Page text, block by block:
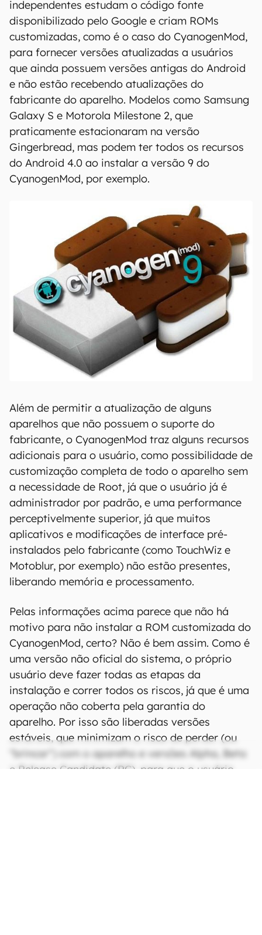
independentes estudam o código fonte
disponibilizado pelo Google e criam ROMs
customizadas, como é o caso do CyanogenMod,
para fornecer versões atualizadas a usuários
que ainda possuem versões antigas do Android
e não estão recebendo atualizações do
fabricante do aparelho. Modelos como Samsung
Galaxy S e Motorola Milestone 2, que
praticamente estacionaram na versão
Gingerbread, mas podem ter todos os recursos
do Android 4.0 ao instalar a versão 9 do
CyanogenMod, por exemplo.
Além de permitir a atualização de alguns
aparelhos que não possuem o suporte do
fabricante, o CyanogenMod traz alguns recursos
adicionais para o usuário, como possibilidade de
customização completa de todo o aparelho sem
a necessidade de Root, já que o usuário já é
administrador por padrão, e uma performance
perceptivelmente superior, já que muitos
aplicativos e modificações de interface pré-
instalados pelo fabricante (como TouchWiz e
Motoblur, por exemplo) não estão presentes,
liberando memória e processamento.
Pelas informações acima parece que não há
motivo para não instalar a ROM customizada do
CyanogenMod, certo? Não é bem assim. Como é
uma versão não oficial do sistema, o próprio
usuário deve fazer todas as etapas da
instalação e correr todos os riscos, já que é uma
operação não coberta pela garantia do
aparelho. Por isso são liberadas versões
estáveis, que minimizam o risco de perder (ou
"brincar") com o aparelho e versões Alpha, Beta
e Release Candidate (RC), para que o usuário